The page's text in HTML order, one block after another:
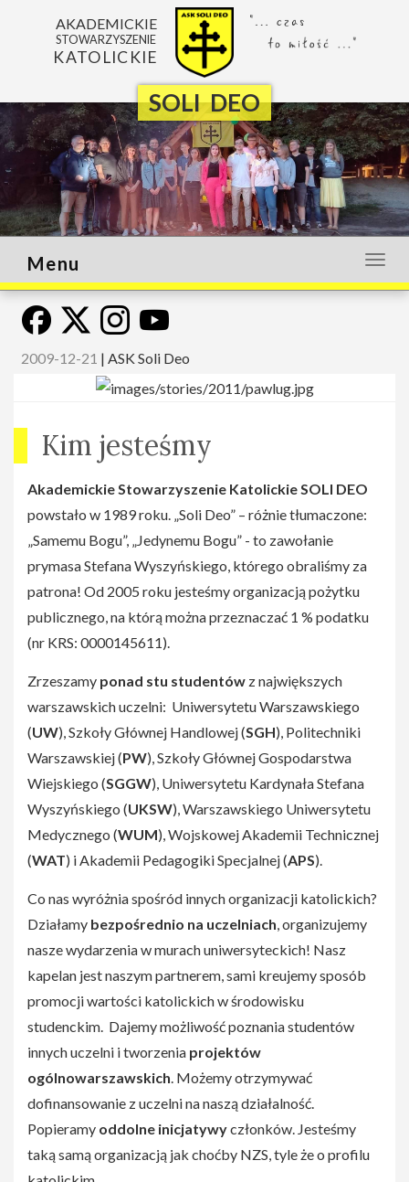
SOLI DEO
AKADEMICKIE
STOWARZYSZENIE
KATOLICKIE
lub
Menu
2009-12-21 | ASK Soli Deo
Kim jesteśmy
Akademickie Stowarzyszenie Katolickie SOLI DEO
powstało w 1989 roku. „Soli Deo” – różnie tłumaczone:
„Samemu Bogu”, „Jedynemu Bogu” - to zawołanie
prymasaStefana Wyszyńskiego, którego obraliśmy za
patrona! Od 2005 roku jesteśmy organizacją pożytku
publicznego, na którą można przeznaczać 1 % podatku
(nr KRS: 0000145611).
Zrzeszamy ponad stu studentów z największych
warszawskich uczelni: Uniwersytetu Warszawskiego
(UW), Szkoły Głównej Handlowej (SGH), Politechniki
Warszawskiej (PW), Szkoły Głównej Gospodarstwa
Wiejskiego (SGGW), Uniwersytetu Kardynała Stefana
Wyszyńskiego (UKSW), Warszawskiego Uniwersytetu
Medycznego (WUM), Wojskowej Akademii Technicznej
(WAT) i Akademii Pedagogiki Specjalnej (APS).
Co nas wyróżnia spośród innych organizacji katolickich?
Działamy bezpośrednio na uczelniach, organizujemy
nasze wydarzenia w murach uniwersyteckich! Nasz
kapelan jest naszym partnerem, sami kreujemy sposób
promocji wartości katolickich w środowisku
studenckim. Dajemy możliwość poznania studentów
innych uczelni i tworzenia projektów
ogólnowarszawskich. Możemy otrzymywać
dofinansowanie z uczelni na naszą działalność.
Popieramy oddolne inicjatywyczłonków. Jesteśmy
taką samą organizacją jak choćby NZS, tyle że o profilu